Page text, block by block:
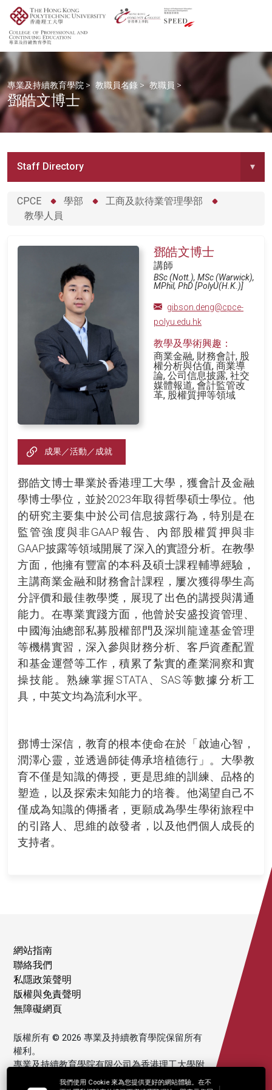
我們使用 Cookie 來為您提供更好的網站體驗。在不
專業及持續教育學院 > 教職員名錄 > 教職員 >
鄧皓文博士
Staff Directory ▾
CPCE 學部
工商及款待業管理學部
教學人員
鄧皓文博士
講師
BSc (Nott.), MSc (Warwick),
MPhil, PhD [PolyU(H.K.)]
gibson.deng@cpce-
polyu.edu.hk
教學及學術興趣：
商業金融, 財務會計, 股
權分析與估值, 商業導
論, 公司信息披露, 社交
媒體報道, 會計監管改
革, 股權質押等領域
成果／活動／成就
鄧皓文博士畢業於香港理工大學，獲會計及金融
學博士學位，並於2023年取得哲學碩士學位。他
的研究主要集中於公司信息披露行為，特別是在
監管強度與非GAAP報告、內部股權質押與非
GAAP披露等領域開展了深入的實證分析。在教學
方面，他擁有豐富的本科及碩士課程輔導經驗，
主講商業金融和財務會計課程，屢次獲得學生高
分評價和最佳教學獎，展現了出色的講授與溝通
能力。在專業實踐方面，他曾於安盛投資管理、
中國海油總部私募股權部門及深圳龍達基金管理
等機構實習，深入參與財務分析、客戶資產配置
和基金運營等工作，積累了紮實的產業洞察和實
操技能。熟練掌握STATA、SAS等數據分析工
具，中英文均為流利水平。
鄧博士深信，教育的根本使命在於「啟迪心智，
潤澤心靈，並透過師徒傳承培植德行」。大學教
育不僅是知識的傳授，更是思維的訓練、品格的
塑造，以及探索未知能力的培養。他渴望自己不
僅成為知識的傳播者，更願成為學生學術旅程中
的引路人、思維的啟發者，以及他們個人成長的
支持者。
網站指南
聯絡我們
私隱政策聲明
版權與免責聲明
無障礙網頁
版權所有 © 2026 專業及持續教育學院保留所有
權利。
專業及持續教育學院有限公司為香港理工大學附